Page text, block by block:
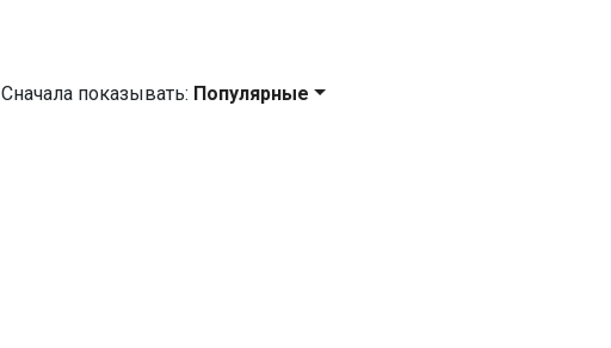
Сначала показывать: Популярные